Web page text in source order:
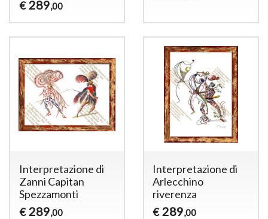
€ 289,00
Interpretazione di
Zanni Capitan
Spezzamonti
€ 289,00
Interpretazione di
Arlecchino
riverenza
€ 289,00